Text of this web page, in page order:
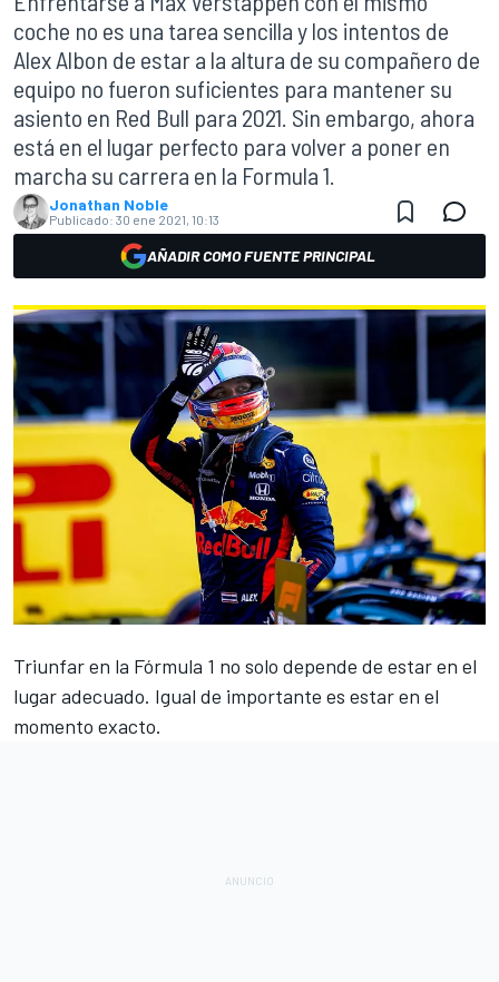
coche no es una tarea sencilla y los intentos de
Alex Albon de estar a la altura de su compañero de
equipo no fueron suficientes para mantener su
asiento en Red Bull para 2021. Sin embargo, ahora
está en el lugar perfecto para volver a poner en
marcha su carrera en la Formula 1.
Jonathan Noble
Publicado: 30 ene 2021, 10:13
AÑADIR COMO FUENTE PRINCIPAL
Triunfar en la Fórmula 1 no solo depende de estar en el
lugar adecuado. Igual de importante es estar en el
momento exacto.